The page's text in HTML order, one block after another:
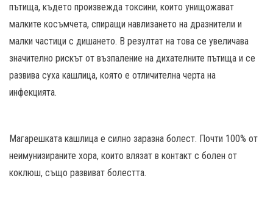
пътища, където произвежда токсини, които унищожават
малките косъмчета, спиращи навлизането на дразнители и
малки частици с дишането. В резултат на това се увеличава
значително рискът от възпаление на дихателните пътища и се
развива суха кашлица, която е отличителна черта на
инфекцията.
Магарешката кашлица е силно заразна болест. Почти 100% от
неимунизираните хора, които влязат в контакт с болен от
коклюш, също развиват болестта.